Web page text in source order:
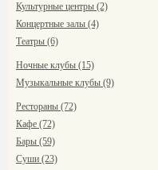
Культурные центры (2)
Концертные залы (4)
Театры (6)
Ночные клубы (15)
Музыкальные клубы (9)
Рестораны (72)
Кафе (72)
Бары (59)
Суши (23)